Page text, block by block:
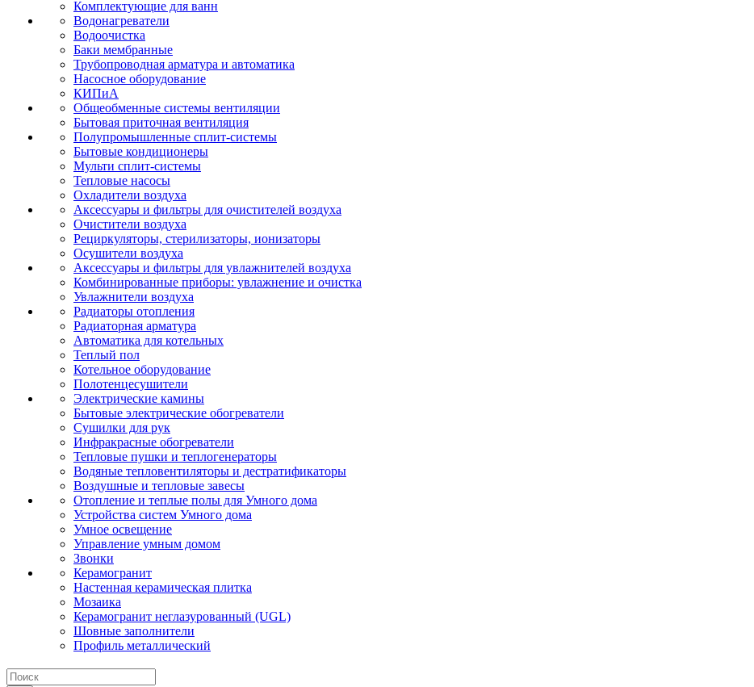
Комплектующие для ванн
Водонагреватели
Водоочистка
Баки мембранные
Трубопроводная арматура и автоматика
Насосное оборудование
КИПиА
Общеобменные системы вентиляции
Бытовая приточная вентиляция
Полупромышленные сплит-системы
Бытовые кондиционеры
Мульти сплит-системы
Тепловые насосы
Охладители воздуха
Аксессуары и фильтры для очистителей воздуха
Очистители воздуха
Рециркуляторы, стерилизаторы, ионизаторы
Осушители воздуха
Аксессуары и фильтры для увлажнителей воздуха
Комбинированные приборы: увлажнение и очистка
Увлажнители воздуха
Радиаторы отопления
Радиаторная арматура
Автоматика для котельных
Теплый пол
Котельное оборудование
Полотенцесушители
Электрические камины
Бытовые электрические обогреватели
Сушилки для рук
Инфракрасные обогреватели
Тепловые пушки и теплогенераторы
Водяные тепловентиляторы и дестратификаторы
Воздушные и тепловые завесы
Отопление и теплые полы для Умного дома
Устройства систем Умного дома
Умное освещение
Управление умным домом
Звонки
Керамогранит
Настенная керамическая плитка
Мозаика
Керамогранит неглазурованный (UGL)
Шовные заполнители
Профиль металлический